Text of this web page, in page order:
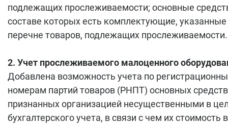
подлежащих прослеживаемости; основные
составе которых есть комплектующие, указанные
перечне товаров, подлежащих прослеживаемости.
2. Учет прослеживаемого малоценного
Добавлена возможность учета по
номерам партий товаров (РНПТ) основных
признанных организацией несущественными в
бухгалтерского учета, в связи с чем их стоимость